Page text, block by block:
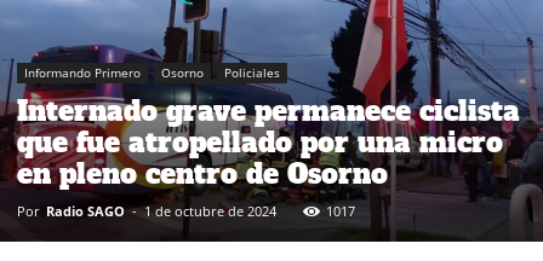
Informando Primero Osorno Policiales
Internado grave permanece ciclista
que fue atropellado por una micro
en pleno centro de Osorno
Por Radio SAGO - 1 de octubre de 2024 1017